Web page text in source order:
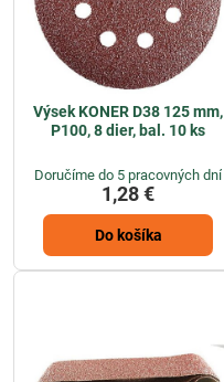
Výsek KONER D38 125 mm,
P100, 8 dier, bal. 10 ks
Doručíme do 5 pracovných dní
1,28 €
Do košíka